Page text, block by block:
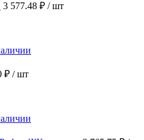
3 577.48 ₽ / шт
₽ / шт